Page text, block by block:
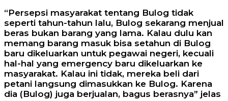
“Persepsi masyarakat tentang Bulog tidak
seperti tahun-tahun lalu, Bulog sekarang menjual
beras bukan barang yang lama. Kalau dulu kan
memang barang masuk bisa setahun di Bulog
baru dikeluarkan untuk pegawai negeri, kecuali
hal-hal yang emergency baru dikeluarkan ke
masyarakat. Kalau ini tidak, mereka beli dari
petani langsung dimasukkan ke Bulog. Karena
dia (Bulog) juga berjualan, bagus berasnya” jelas